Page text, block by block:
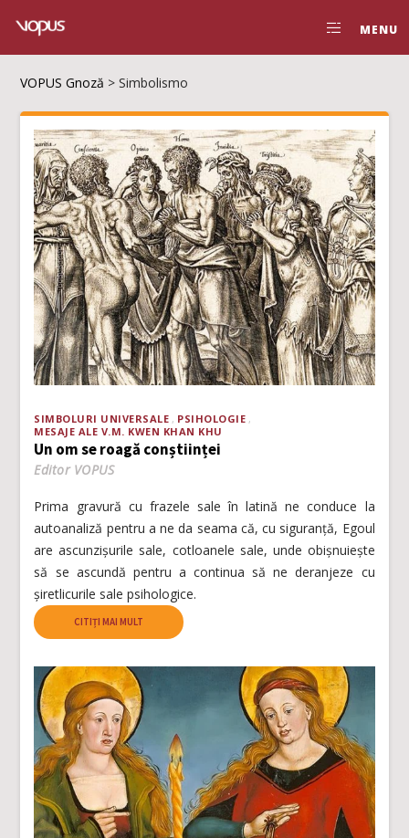
MENU
VOPUS Gnoză >Simbolismo
SIMBOLURI UNIVERSALE
PSIHOLOGIE
MESAJE ALE V.M. KWEN KHAN KHU
Un om se roagă conștiinței
Editor VOPUS
Prima gravură cu frazele sale în latină ne conduce la
autoanaliză pentru a ne da seama că, cu siguranță, Egoul
are ascunzișurile sale, cotloanele sale, unde obișnuiește
să se ascundă pentru a continua să ne deranjeze cu
șiretlicurile sale psihologice.
CITIȚI MAI MULT